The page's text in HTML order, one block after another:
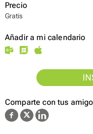
Precio
Gratis
Añadir a mi calendario
Comparte con tus